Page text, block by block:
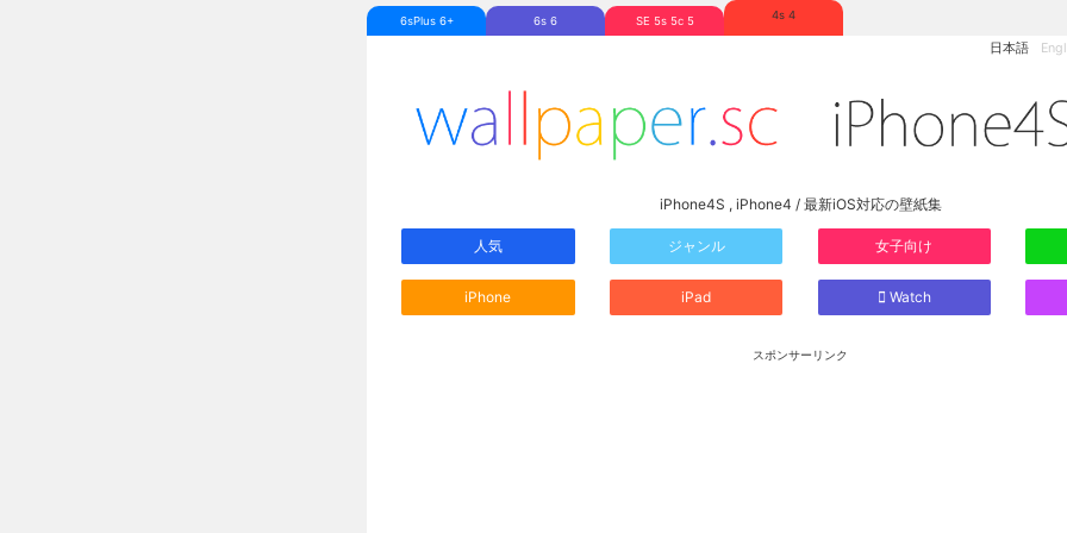
6sPlus 6+ 6s 6 SE 5s 5c 5 4s 4
日本語
iPhone4S , iPhone4 / 最新iOS対応の壁紙集
人気 ジャンル 女子向け
iPhone iPad Watch
スポンサーリンク